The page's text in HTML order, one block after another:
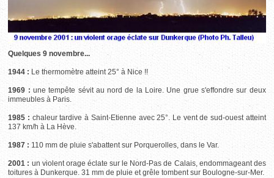
Quelques 9 novembre...
1944 : Le thermomètre atteint 25° à Nice !!
1969 : une tempête sévit au nord de la Loire. Une grue s'effondre sur deux
immeubles à Paris.
1985 : chaleur tardive à Saint-Etienne avec 25°. Le vent de sud-ouest atteint
137 km/h à La Hève.
1987 : 110 mm de pluie s'abattent sur Porquerolles, dans le Var.
2001 : un violent orage éclate sur le Nord-Pas de Calais, endommageant des
toitures à Dunkerque. 31 mm de pluie et grêle tombent sur Boulogne-sur-Mer.